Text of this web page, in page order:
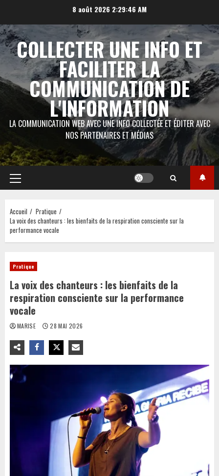
contenu
8 août 2026 2:29:47 AM
COLLECTER UNE INFO ET
FACILITER LA
COMMUNICATION DE
L'INFORMATION
LA COMMUNICATION WEB AVEC UNE INFO COLLECTÉE ET ÉDITER AVEC
NOS PARTENAIRES ET MÉDIAS
Menu
principal
Accueil
Pratique
La voix des chanteurs : les bienfaits de la respiration consciente sur la
performance vocale
Pratique
La voix des chanteurs : les bienfaits de la
respiration consciente sur la performance
vocale
MARISE 28 MAI 2026